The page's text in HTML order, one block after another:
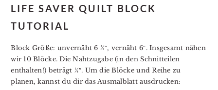
LIFE SAVER QUILT BLOCK
TUTORIAL
Block Größe: unvernäht 6 ½″, vernäht 6″. Insgesamt nähen
wir 10 Blöcke. Die Nahtzugabe (in den Schnitteilen
enthalten!) beträgt ¼″. Um die Blöcke und Reihe zu
planen, kannst du dir das Ausmalblatt ausdrucken: